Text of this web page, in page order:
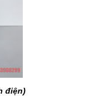
điện)